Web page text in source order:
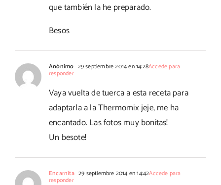
que también la he preparado.
Besos
Anónimo 29 septiembre 2014 en 14:28Accede para
responder
Vaya vuelta de tuerca a esta receta para
adaptarla a la Thermomix jeje, me ha
encantado. Las fotos muy bonitas!
Un besote!
Encarnita 29 septiembre 2014 en 14:42Accede para
responder